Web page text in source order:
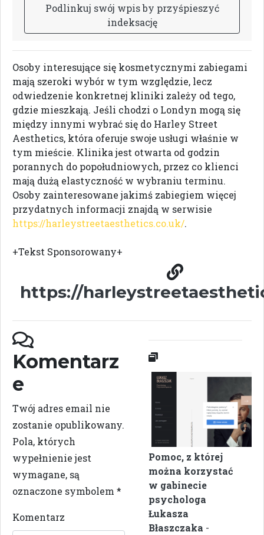
Podlinkuj swój wpisby przyśpieszyć
indeksację
Osoby interesujące się kosmetycznymi zabiegami
mają szeroki wybór w tym względzie, lecz
odwiedzenie konkretnej kliniki zależy od tego,
gdzie mieszkają. Jeśli chodzi o Londyn mogą się
między innymi wybrać się do Harley Street
Aesthetics, która oferuje swoje usługi właśnie w
tym mieście. Klinika jest otwarta od godzin
porannych do popołudniowych, przez co klienci
mają dużą elastyczność w wybraniu terminu.
Osoby zainteresowane jakimś zabiegiem więcej
przydatnych informacji znajdą w serwisie
https://harleystreetaesthetics.co.uk/.
+Tekst Sponsorowany+
https://
Komentarz
e
Twój adres email nie
zostanie opublikowany.
Pola, których
wypełnienie jest
wymagane, są
oznaczone symbolem *
Komentarz
Pomoc, z której
można korzystać
w gabinecie
psychologa
Łukasza
Błaszczaka -